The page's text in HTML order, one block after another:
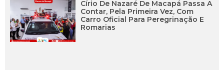
Círio De Nazaré De Macapá Passa A
Contar, Pela Primeira Vez, Com
Carro Oficial Para Peregrinação E
Romarias